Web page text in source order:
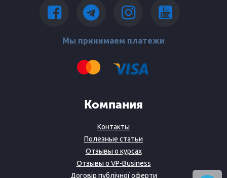
Мы принимаем платежи
Компания
Контакты
Полезные статьи
Отзывы о курсах
Отзывы о VP-Business
Договір публічної оферти